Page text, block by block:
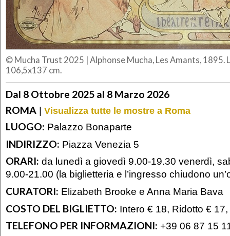
© Mucha Trust 2025 Alphonse Mucha, Les Amants, 1895.
106,5x137 cm.
Dal 8 Ottobre 2025 al 8 Marzo 2026
ROMA | Visualizza tutte le mostre a Roma
LUOGO: Palazzo Bonaparte
INDIRIZZO: Piazza Venezia 5
ORARI: da lunedì a giovedì 9.00-19.30 venerdì,
9.00-21.00 (la biglietteria e l’ingresso chiudono
CURATORI: Elizabeth Brooke e Anna Maria Bava
COSTO DEL BIGLIETTO: Intero € 18, Ridotto €
TELEFONO PER INFORMAZIONI: +39 06 87 15